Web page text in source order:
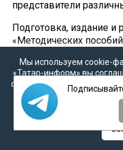
представители
Подготовка, издание и
«Методических
репортажи о
способствуют тому,
эпизодические
татарскими»,
становятся таковыми.
современного
городе стал живой
Мы используем cookie-
«Татар-информ» вы
cookie в соответствии с
наобработку
персональных данных